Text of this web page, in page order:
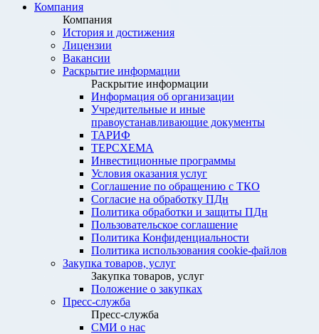
Компания
Компания
История и достижения
Лицензии
Вакансии
Раскрытие информации
Раскрытие информации
Информация об организации
Учредительные и иные
правоустанавливающие документы
ТАРИФ
ТЕРСХЕМА
Инвестиционные программы
Условия оказания услуг
Соглашение по обращению с ТКО
Согласие на обработку ПДн
Политика обработки и защиты ПДн
Пользовательское соглашение
Политика Конфиденциальности
Политика использования cookie-файлов
Закупка товаров, услуг
Закупка товаров, услуг
Положение о закупках
Пресс-служба
Пресс-служба
СМИ о нас